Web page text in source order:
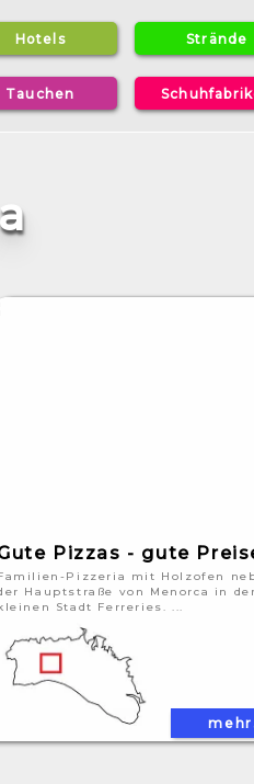
Hote ls Strände
Tаuchen Schu hfabri k
Pizzas - gute
Pizzeria mit Holzofen
Hauptstraße von Menorca in der
Stadt Ferreries. ...